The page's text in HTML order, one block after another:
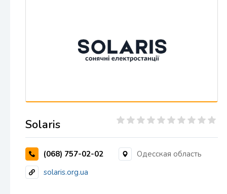
Solaris
(068) 757-02-02
Одесская область
solaris.org.ua